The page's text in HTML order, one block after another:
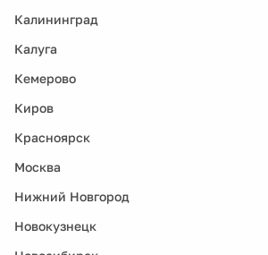
Калининград
Калуга
Кемерово
Киров
Красноярск
Москва
Нижний Новгород
Новокузнецк